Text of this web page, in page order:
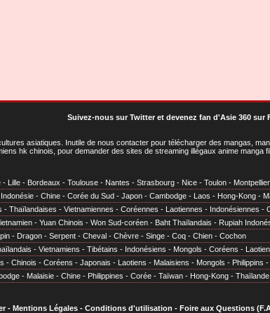
Suivez-nous sur Twitteret devenez fan d'Asie 360 sur
asiatiques . Inutile de nous contacter pour télécharger des mangas,
hk chinois, pour demander des sites de streaming illégaux anime manga
- Lille - Bordeaux - Toulouse - Nantes - Strasbourg - Nice - Toulon - Montpellier
Indonésie - Chine - Corée du Sud - Japon - Cambodge - Laos - Hong-Kong -
- Thaïlandaises - Vietnamiennes - Coréennes - Laotiennes - Indonésiennes -
- Yuan Chinois - Won Sud-coréen - Baht Thaïlandais - Rupiah
- Dragon - Serpent - Cheval - Chèvre - Singe - Coq - Chien - Cochon
- Vietnamiens - Tibétains - Indonésiens - Mongols - Coréens -
- Chinois - Coréens - Japonais - Laotiens - Malaisiens - Mongols - Philippins -
- Malaisie - Chine - Philippines - Corée - Taïwan - Hong-Kong - Thaïlande
- Mentions Légales- Conditions d'utilisation - Foire aux Questions